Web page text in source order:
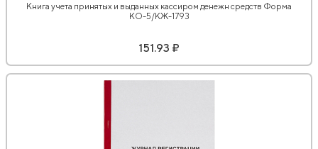
Книга учета принятых и выданных кассиром денежн средств Форма
КО-5/КЖ-1793
151.93 ₽